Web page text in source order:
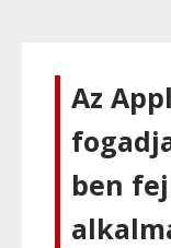
Az
ben